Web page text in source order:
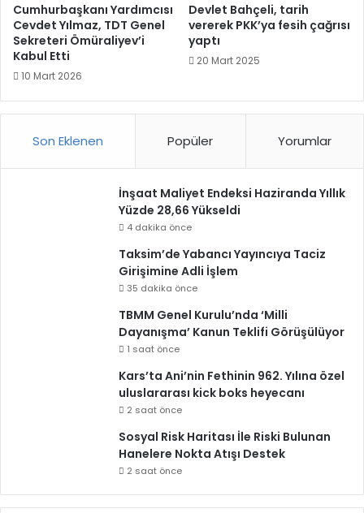
Cumhurbaşkanı Yardımcısı
Cevdet Yılmaz, TDT Genel
Sekreteri Ömüraliyev’i
Kabul Etti
10 Mart 2026
Devlet Bahçeli, tarih
vererek PKK’ya fesih çağrısı
yaptı
20 Mart 2025
Son Eklenen Popüler Yorumlar
İnşaat Maliyet Endeksi Haziranda Yıllık
Yüzde 28,66 Yükseldi
4 dakika önce
Taksim’de Yabancı Yayıncıya Taciz
Girişimine Adli İşlem
35 dakika önce
TBMM Genel Kurulu’nda ‘Milli
Dayanışma’ Kanun Teklifi Görüşülüyor
1 saat önce
Kars’ta Ani’nin Fethinin 962. Yılına özel
uluslararası kick boks heyecanı
2 saat önce
Sosyal Risk Haritası İle Riski Bulunan
Hanelere Nokta Atışı Destek
2 saat önce